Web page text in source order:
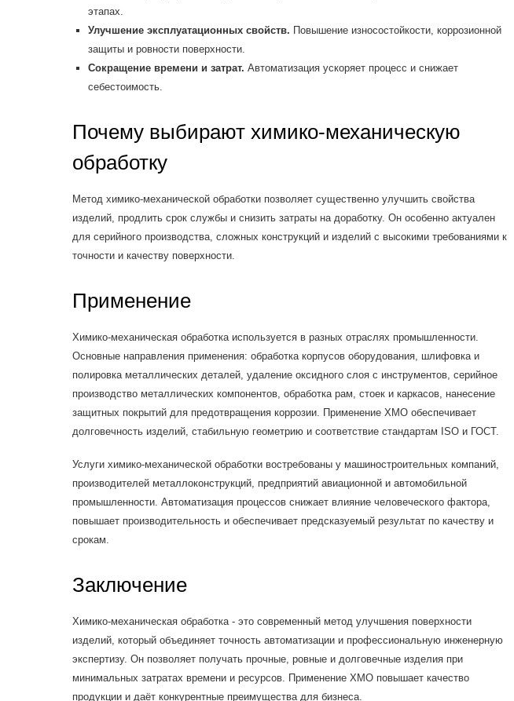
этапах.
Улучшение эксплуатационных свойств. Повышение износостойкости, коррозионной
защиты и ровности поверхности.
Сокращение времени и затрат. Автоматизация ускоряет процесс и снижает
себестоимость.
Почему выбирают химико-механическую
обработку
Метод химико-механической обработки позволяет существенно улучшить свойства
изделий, продлить срок службы и снизить затраты на доработку. Он особенно актуален
для серийного производства, сложных конструкций и изделий с высокими требованиями к
точности и качеству поверхности.
Применение
Химико-механическая обработка используется в разных отраслях промышленности.
Основные направления применения: обработка корпусов оборудования, шлифовка и
полировка металлических деталей, удаление оксидного слоя с инструментов, серийное
производство металлических компонентов, обработка рам, стоек и каркасов, нанесение
защитных покрытий для предотвращения коррозии. Применение ХМО обеспечивает
долговечность изделий, стабильную геометрию и соответствие стандартам ISO и ГОСТ.
Услуги химико-механической обработки востребованы у машиностроительных компаний,
производителей металлоконструкций, предприятий авиационной и автомобильной
промышленности. Автоматизация процессов снижает влияние человеческого фактора,
повышает производительность и обеспечивает предсказуемый результат по качеству и
срокам.
Заключение
Химико-механическая обработка - это современный метод улучшения поверхности
изделий, который объединяет точность автоматизации и профессиональную инженерную
экспертизу. Он позволяет получать прочные, ровные и долговечные изделия при
минимальных затратах времени и ресурсов. Применение ХМО повышает качество
продукции и даёт конкурентные преимущества для бизнеса.